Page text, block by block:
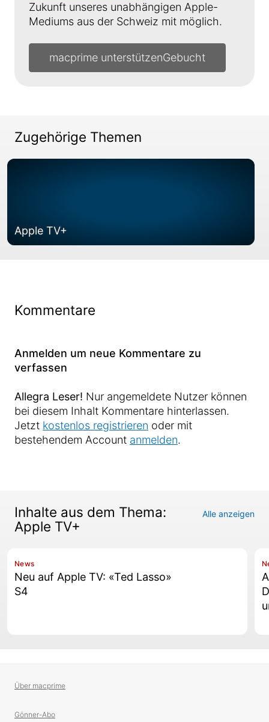
Zukunft unseres unabhängigen Apple-
Mediums aus der Schweiz mit möglich.
macprime unterstützen
Zugehörige Themen
Apple TV+
Kommentare
Anmelden um neue Kommentare zu
verfassen
Allegra Leser! Nur angemeldete Nutzer können
bei diesem Inhalt Kommentare hinterlassen.
Jetzt kostenlos registrieren oder mit
bestehendem Account anmelden.
Inhalte aus dem Thema:
Apple TV+
Alle anzeigen
News
Neu auf Apple TV: «Ted Lasso»
S4
Über macprime
Gönner-Abo